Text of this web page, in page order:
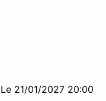
Le 21/01/2027 20:00